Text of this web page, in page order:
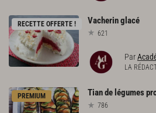
RECETTE OFFERTE ! Vacheringlacé
621
Par
LA
PREMIUM Tiande légumes
786